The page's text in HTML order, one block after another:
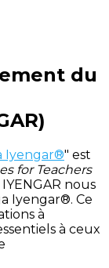
du
Iyengar®" est
for Teachers
nous
Iyengar®. Ce
à
à ceux